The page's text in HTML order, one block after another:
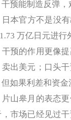
能制造反弹，
官方不是没有
万亿日元进行
的作用更像提
卖出美元；口头
如果利差和资金
皋月的表态更
市场已经见过